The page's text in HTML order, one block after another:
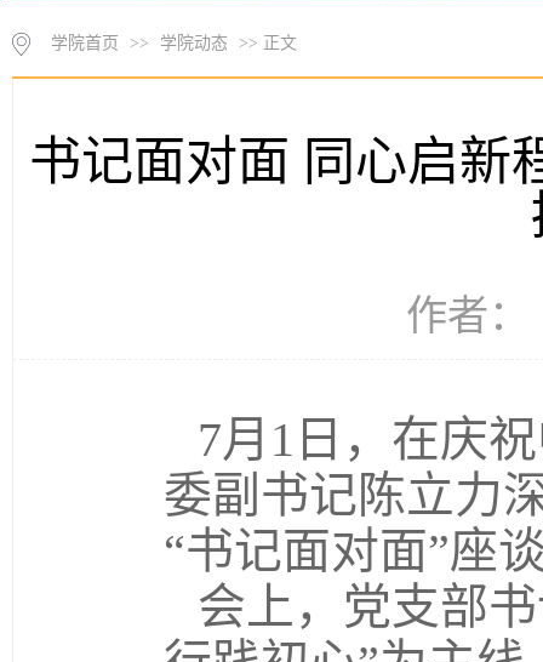
学院首页 >> 学院动态 >> 正文
书记面对面 同心启
作者：
7月1日，在庆
委副书记陈立力
“书记面对面”座
会上，党支部